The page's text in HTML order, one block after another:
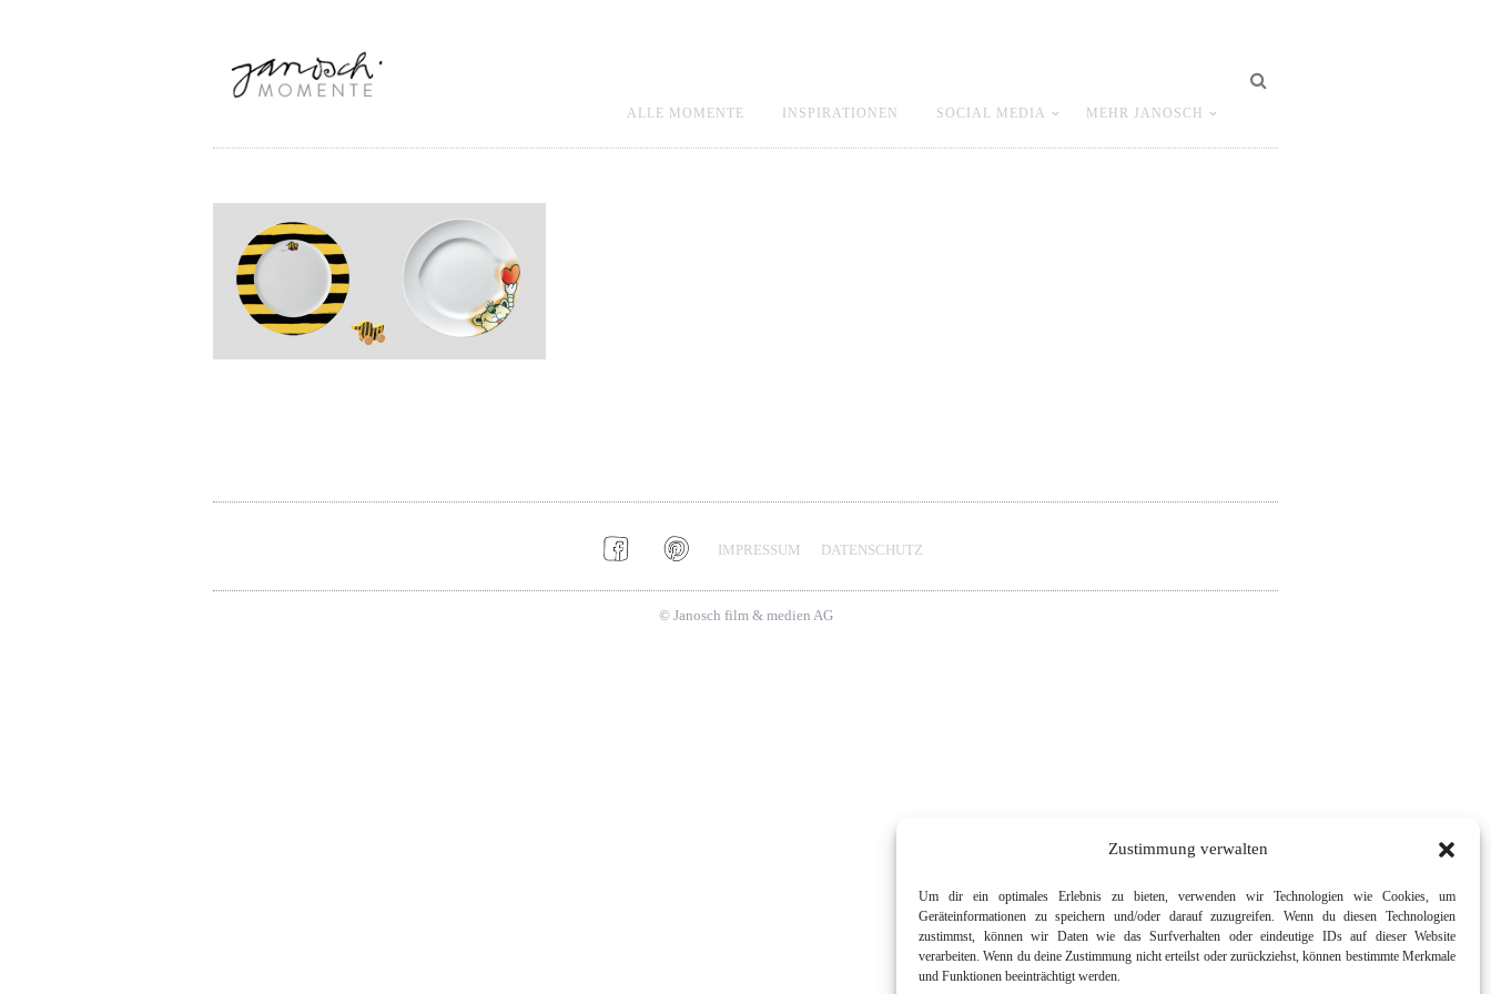
Zustimmung verwalten
Um dir ein optimales Erlebnis zu bieten, verwenden wir Technologien wie Cookies, um
Geräteinformationen zu speichern und/oder darauf zuzugreifen. Wenn du diesen Technologien
zustimmst, können wir Daten wie das Surfverhalten oder eindeutige IDs auf dieser Website
verarbeiten. Wenn du deine Zustimmung nicht erteilst oder zurückziehst, können bestimmte Merkmale
und Funktionen beeinträchtigt werden.
ALLE MOMENTE INSPIRATIONEN SOCIAL MEDIA MEHR JANOSCH
IMPRESSUM DATENSCHUTZ
© Janosch film & medien AG